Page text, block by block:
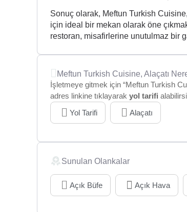
Sonuç olarak, Meftun Turkish
için ideal bir mekan olarak öne
restoran, misafirlerine unutulmaz bir
Meftun Turkish Cuisine, Alaçatı
İşletmeye gitmek için “Meftun Turkish
adres linkine tıklayarak yol tarifi
Yol Tarifi
Alaçatı
Sunulan Olankalar
Açık Büfe Açık Hava